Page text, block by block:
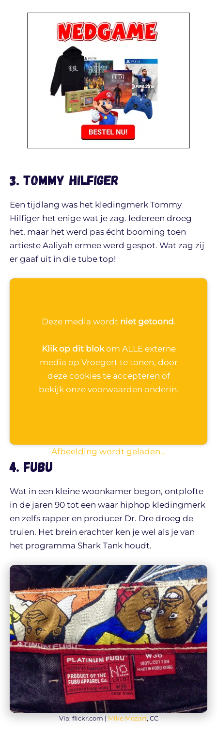
3. Tommy Hilfiger
Een tijdlang was het kledingmerk Tommy
Hilfiger het enige wat je zag. Iedereen droeg
het, maar het werd pas écht booming toen
artieste Aaliyah ermee werd gespot. Wat zag zij
er gaaf uit in die tube top!
Deze media wordt niet getoond.
Klik op dit blokom ALLE externe
media op Vroegert te tonen, door
deze cookies te accepteren of
bekijk onze voorwaarden onderin.
Afbeelding wordt geladen…
4. FUBU
Wat in een kleine woonkamer begon, ontplofte
in de jaren 90 tot een waar hiphop kledingmerk
en zelfs rapper en producer Dr. Dre droeg de
truien. Het brein erachter ken je wel als je van
het programma Shark Tank houdt.
Via: flickr.com | Mike Mozart, CC